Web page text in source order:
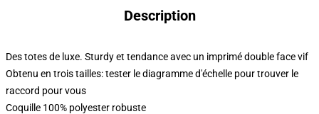
Description
Des totes de luxe. Sturdy et tendance avec un imprimé double face vif
Obtenu en trois tailles: tester le diagramme d'échelle pour trouver le
raccord pour vous
Coquille 100% polyester robuste